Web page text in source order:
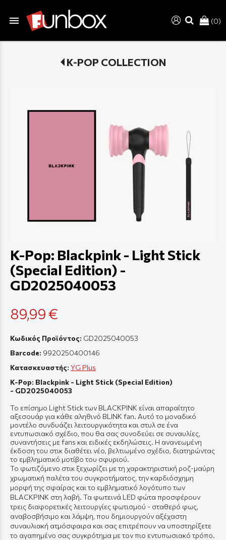
menu (0)
K-POP COLLECTION
K-Pop: Blackpink - Light Stick
(Special Edition) -
GD2025040053
89,99 €
Κωδικός Προϊόντος: GD2025040053
Barcode: 9920250400146
Κατασκευαστής: YG Plus
K-Pop: Blackpink - Light Stick (Special Edition)
- GD2025040053
Το επίσημο Light Stick των BLACKPINK είναι απαραίτητο
αξεσουάρ για κάθε αληθινό BLINK fan. Αυτό το μοναδικό
μοντέλο συνδυάζει λειτουργικότητα και στυλ σε ένα
εντυπωσιακό σχέδιο, που θα σας συνοδεύει σε συναυλίες,
συναντήσεις με fans και ειδικές εκδηλώσεις. Η ανανεωμένη
έκδοση του στικ διαθέτει νέο, βελτιωμένο σχέδιο, διατηρώντας
το εμβληματικό μοτίβο του σφυριού.
Το φωτιζόμενο στικ ξεχωρίζει με τη χαρακτηριστική ροζ-μαύρη
χρωματική παλέτα του συγκροτήματος, την καρδιόσχημη
μορφή της σφαίρας και το εμβληματικό λογότυπο των
BLACKPINK στη λαβή. Τα φωτεινά LED φώτα προσφέρουν
τρεις διαφορετικές λειτουργίες φωτισμού - σταθερό φως,
αναβοσβήσιμο και λάμψη, που δημιουργούν αξέχαστη
συναυλιακή ατμόσφαιρα και σας επιτρέπουν να υποστηρίξετε
το αγαπημένο σας συγκρότημα με τον πιο εντυπωσιακό τρόπο.